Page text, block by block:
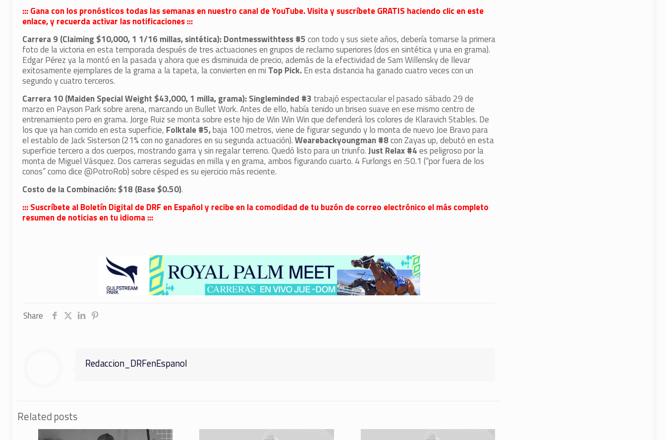
::: Gana con los pronósticos todas las semanas en nuestro canal de YouTube. Visita y suscríbete GRATIS haciendo clic en este
enlace, y recuerda activar las notificaciones :::
Carrera 9 (Claiming $10,000, 1 1/16 millas, sintética): Dontmesswithtess #5con todo y sus siete años, debería tomarse la primera
foto de la victoria en esta temporada después de tres actuaciones en grupos de reclamo superiores (dos en sintética y una en grama).
Edgar Pérez ya la montó en la pasada y ahora que es disminuida de precio, además de la efectividad de Sam Willensky de llevar
exitosamente ejemplares de la grama a la tapeta, la convierten en mi Top Pick.En esta distancia ha ganado cuatro veces con un
segundo y cuatro terceros.
Carrera 10 (Maiden Special Weight $43,000, 1 milla, grama): Singleminded #3 trabajó espectacular el pasado sábado 29 de
marzo en Payson Park sobre arena, marcando un Bullet Work. Antes de ello, había tenido un briseo suave en ese mismo centro de
entrenamiento pero en grama. Jorge Ruiz se monta sobre este hijo de Win Win Win que defenderá los colores de Klaravich Stables. De
los que ya han corrido en esta superficie, Folktale #5,baja 100 metros, viene de figurar segundo y lo monta de nuevo Joe Bravo para
el establo de Jack Sisterson (21% con no ganadores en su segunda actuación).Wearebackyoungman #8con Zayas up, debutó en esta
superficie tercero a dos cuerpos, mostrando garra y sin regalar terreno. Quedó listo para un triunfo.Just Relax #4es peligroso por la
monta de Miguel Vásquez. Dos carreras seguidas en milla y en grama, ambos figurando cuarto. 4 Furlongs en :50.1 (“por fuera de los
conos” como dice @PotroRob) sobre césped es su ejercicio más reciente.
Costo de la Combinación: $18 (Base $0.50).
::: Suscríbete al Boletín Digital de DRF en Español y recibe en la comodidad de tu buzón de correo electrónico el más completo
resumen de noticias en tu idioma :::
Share
Redaccion_DRFenEspanol
Related posts